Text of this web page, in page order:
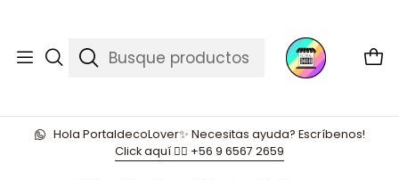
Hola PortaldecoLover✨ Necesitas ayuda? Escríbenos!
Click aquí 👉🏼 +56 9 6567 2659